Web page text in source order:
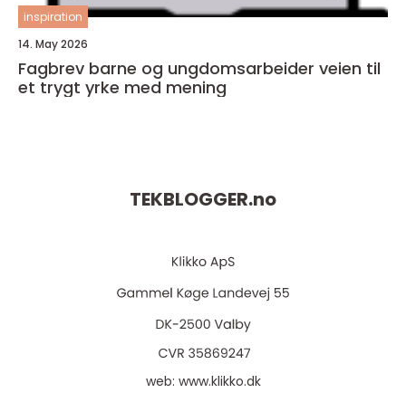
inspiration
14. May 2026
Fagbrev barne og ungdomsarbeider veien til
et trygt yrke med mening
TEKBLOGGER.no
web: www.klikko.dk